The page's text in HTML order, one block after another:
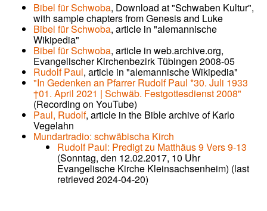
Bibel für Schwoba, Download at "Schwaben Kultur",
with sample chapters from Genesis and Luke
Bibel für Schwoba, article in "alemannische
Wikipedia"
Bibel für Schwoba, article in web.archive.org,
Evangelischer Kirchenbezirk Tübingen 2008-05
Rudolf Paul, article in "alemannische Wikipedia"
"In Gedenken an Pfarrer Rudolf Paul *30. Juli 1933
†01. April 2021 | Schwäb. Festgottesdienst 2008"
(Recording on YouTube)
Paul, Rudolf, article in the Bible archive of Karlo
Vegelahn
Mundartradio: schwäbischa Kirch
Rudolf Paul: Predigt zu Matthäus 9 Vers 9-13
(Sonntag, den 12.02.2017, 10 Uhr
Evangelische Kirche Kleinsachsenheim) (last
retrieved 2024-04-20)